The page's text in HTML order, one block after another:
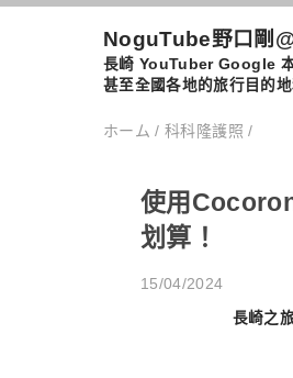
NoguTube野口剛
長崎 YouTuber Google 本
甚至全國各地的旅行目的地
ホーム /科科隆護照 /
使用
划算！
15/04/2024
長崎之